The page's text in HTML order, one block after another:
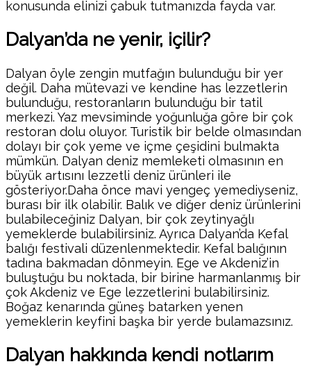
konusunda elinizi çabuk tutmanızda fayda var.
Dalyan’da ne yenir, içilir?
Dalyan öyle zengin mutfağın bulunduğu bir yer
değil. Daha mütevazi ve kendine has lezzetlerin
bulunduğu, restoranların bulunduğu bir tatil
merkezi. Yaz mevsiminde yoğunluğa göre bir çok
restoran dolu oluyor. Turistik bir belde olmasından
dolayı bir çok yeme ve içme çeşidini bulmakta
mümkün. Dalyan deniz memleketi olmasının en
büyük artısını lezzetli deniz ürünleri ile
gösteriyor.Daha önce mavi yengeç yemediyseniz,
burası bir ilk olabilir. Balık ve diğer deniz ürünlerini
bulabileceğiniz Dalyan, bir çok zeytinyağlı
yemeklerde bulabilirsiniz. Ayrıca Dalyan’da Kefal
balığı festivali düzenlenmektedir. Kefal balığının
tadına bakmadan dönmeyin. Ege ve Akdeniz’in
buluştuğu bu noktada, bir birine harmanlanmış bir
çok Akdeniz ve Ege lezzetlerini bulabilirsiniz.
Boğaz kenarında güneş batarken yenen
yemeklerin keyfini başka bir yerde bulamazsınız.
Dalyan hakkında kendi notlarım